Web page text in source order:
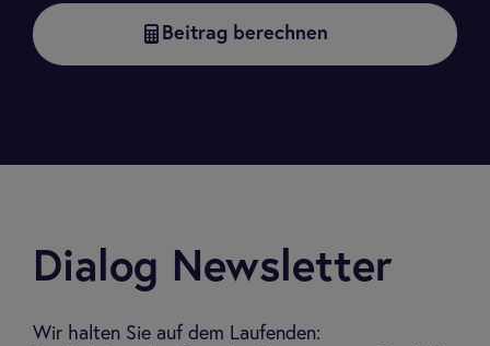
Beitrag berechnen
Dialog Newsletter
Wir halten Sie auf dem Laufenden: